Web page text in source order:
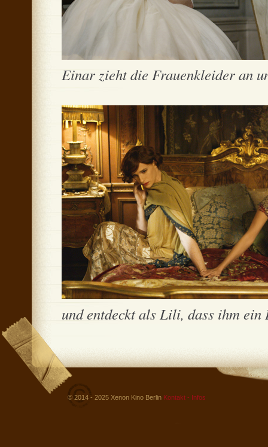
Einar zieht die Frauenkleider an
und entdeckt als Lili, dass ihm
© 2014 - 2025 Xenon Kino Berlin Kontakt - Infos